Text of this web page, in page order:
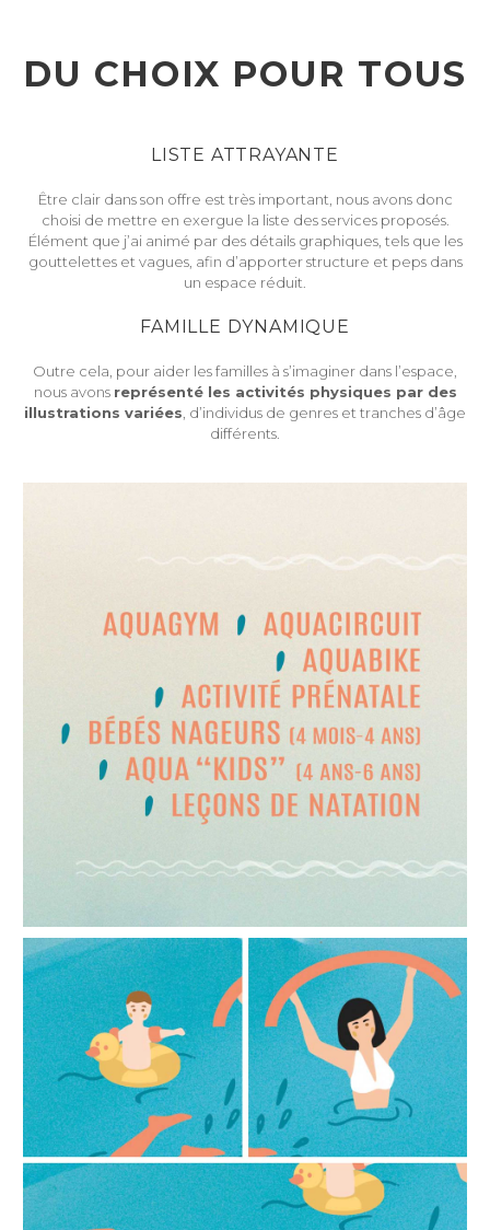
DU CHOIX POUR TOUS
LISTE ATTRAYANTE
Être clair dans son offre est très important, nous avons donc
choisi de mettre en exergue la liste des services proposés.
Élément que j’ai animé par des détails graphiques, tels que les
gouttelettes et vagues, afin d’apporter structure et peps dans
un espace réduit.
FAMILLE DYNAMIQUE
Outre cela, pour aider les familles à s’imaginer dans l’espace,
nous avons représenté les activités physiques par des
illustrations variées, d’individus de genres et tranches d’âge
différents.